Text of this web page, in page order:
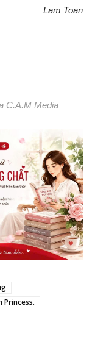
Lam Toan
C.A.M Media
Princess.